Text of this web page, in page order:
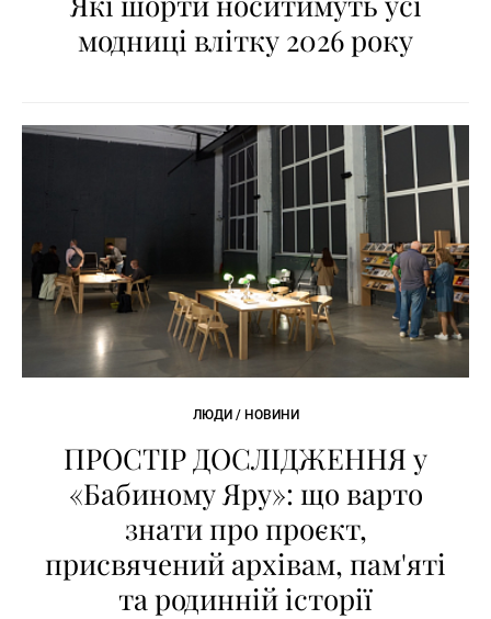
модниці влітку 2026 року
ЛЮДИ / НОВИНИ
ПРОСТІР ДОСЛІДЖЕННЯ у
«Бабиному Яру»: що варто
знати про проєкт,
присвячений архівам, пам'яті
та родинній історії